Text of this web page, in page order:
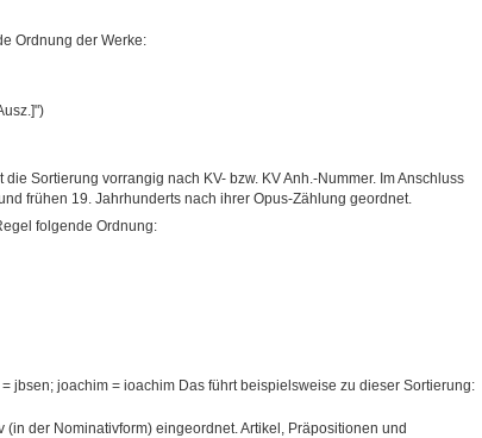
Ordnung der Werke:
Sortierung vorrangig nach KV- bzw. KV Anh.-Nummer. Im Anschluss
frühen 19. Jahrhunderts nach ihrer Opus-Zählung geordnet.
folgende Ordnung:
jbsen; joachim = ioachim Das führt beispielsweise zu dieser Sortierung:
der Nominativform) eingeordnet. Artikel, Präpositionen und